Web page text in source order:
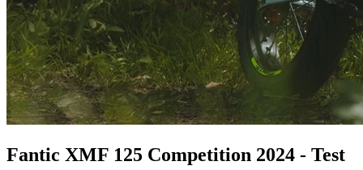
Fantic XMF 125 Competition 2024 - Test